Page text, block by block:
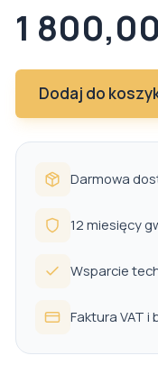
1
Dodaj do
Darmowa
12 miesięcy
Wsparcie
Faktura VAT